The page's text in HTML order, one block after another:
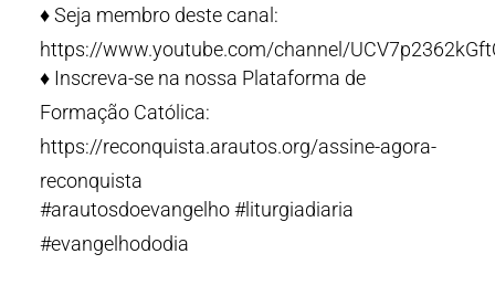
♦️ Seja membro deste canal:
https://www.youtube.com/channel/
♦️ Inscreva-se na nossa Plataforma de
Formação Católica:
https://reconquista.arautos.org/assine-agora-
reconquista
#arautosdoevangelho #liturgiadiaria
#evangelhododia